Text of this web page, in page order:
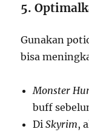
5.
Gunakan
bisa
Monster
buff
DiSkyrim,